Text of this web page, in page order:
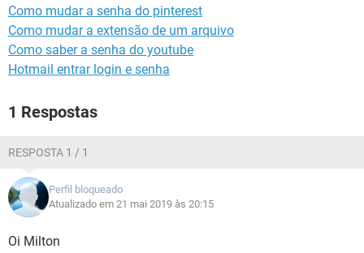
Como mudar a senha do pinterest
Como mudar a extensão de um arquivo
Como saber a senha do youtube
Hotmail entrar login e senha
1 Respostas
RESPOSTA 1 / 1
Perfil bloqueado
Atualizado em 21 mai 2019 às 20:15
Oi Milton